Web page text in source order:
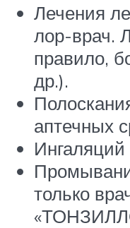
Лечения
лор-врач.
правило,
др.).
аптечных
только